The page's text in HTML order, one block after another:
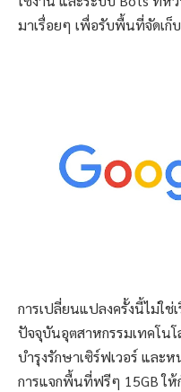
มาเรื่อยๆ เพื่อรับพื้นที่จัดเ
การเปลี่ยนแปลงครั้งนี้ไม่ใช่
ปัจจุบันอุตสาหกรรมเทคโน
บำรุงรักษาเซิร์ฟเวอร์ และ
การแจกพื้นที่ฟรีๆ 15GB ให้